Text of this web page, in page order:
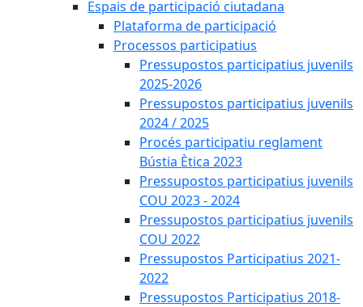
Espais de participació ciutadana
Plataforma de participació
Processos participatius
Pressupostos participatius juvenils
2025-2026
Pressupostos participatius juvenils
2024 / 2025
Procés participatiu reglament
Bústia Ètica 2023
Pressupostos participatius juvenils
COU 2023 - 2024
Pressupostos participatius juvenils
COU 2022
Pressupostos Participatius 2021-
2022
Pressupostos Participatius 2018-